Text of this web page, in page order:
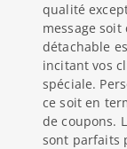
qualité
message
détachable
incitant vos
spéciale.
ce soit en
de coupons.
sont parfaits